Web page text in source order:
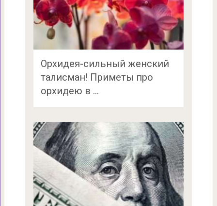
Орхидея-сильный женский
талисман! Приметы про
орхидею в …